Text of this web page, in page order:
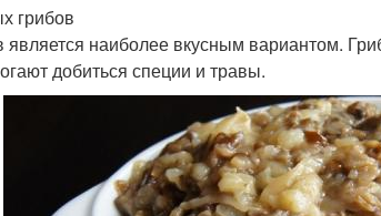
грибов
является наиболее вкусным вариантом.
добиться специи и травы.